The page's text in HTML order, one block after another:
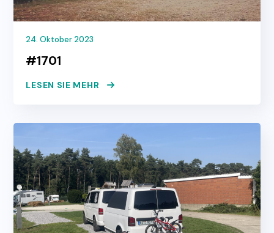
24. Oktober 2023
#1701
LESEN SIE MEHR